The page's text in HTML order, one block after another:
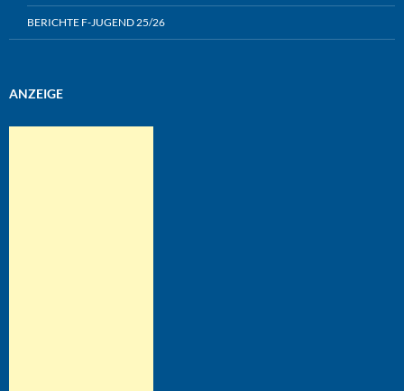
BERICHTE F-JUGEND 25/26
ANZEIGE